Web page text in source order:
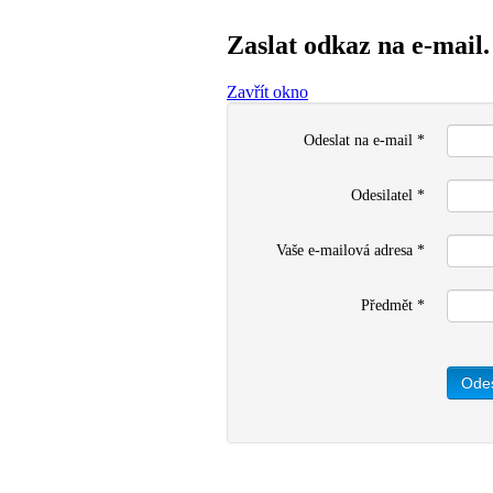
Zaslat odkaz na e-mail.
Zavřít okno
Odeslat na e-mail *
Odesilatel *
Vaše e-mailová adresa *
Předmět *